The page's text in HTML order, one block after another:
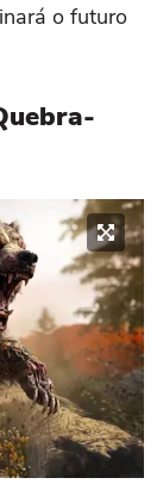
o futuro